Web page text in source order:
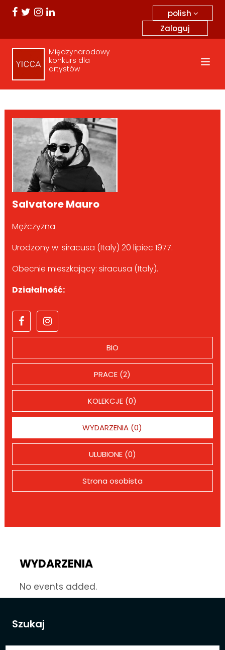
polish
Zaloguj
Międzynarodowy
konkurs dla
artystów
Szukaj
Salvatore Mauro
Mężczyzna
Urodzony w: siracusa (Italy) 20 lipiec 1977.
Obecnie mieszkający: siracusa (Italy).
Działalność:
BIO
PRACE (2)
KOLEKCJE (0)
WYDARZENIA (0)
ULUBIONE (0)
Strona osobista
WYDARZENIA
No events added.